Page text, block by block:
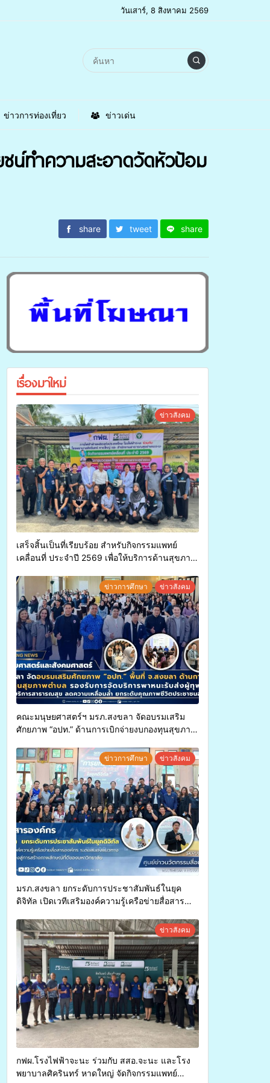
วันเสาร์, 8 สิงหาคม 2569
ข่าวการท่องเที่ยว ข่าวเด่น
น์ทำความสะอาดวัดหัวป้อม
share tweet share
เรื่องมาใหม่
ข่าวสังคม
เสร็จสิ้นเป็นที่เรียบร้อย สำหรับกิจกรรมแพทย์
เคลื่อนที่ ประจำปี 2569 เพื่อให้บริการด้านสุขภาพ
ข่าวการศึกษา ข่าวสังคม
คณะมนุษยศาสตร์ฯ มรภ.สงขลา จัดอบรมเสริม
ศักยภาพ “อปท.” ด้านการเบิกจ่ายงบกองทุนสุขภาพ
ทุพพลภาพเพื่อเข้ารับบริการสาธารณสุข ลดความ
เหลื่อมล้ำ ยกระดับคุณภาพชีวิตประชาชนอย่าง
ยั่งยืน
ข่าวการศึกษา ข่าวสังคม
มรภ.สงขลา ยกระดับการประชาสัมพันธ์ในยุค
ดิจิทัล เปิดเวทีเสริมองค์ความรู้เครือข่ายสื่อสาร
การสร้างภาพลักษณ์ที่ดีของมหาวิทยาลัยข่าวสังคม
กฟผ.โรงไฟฟ้าจะนะ ร่วมกับ สสอ.จะนะ และโรง
พยาบาลศิครินทร์ หาดใหญ่ จัดกิจกรรมแพทย์